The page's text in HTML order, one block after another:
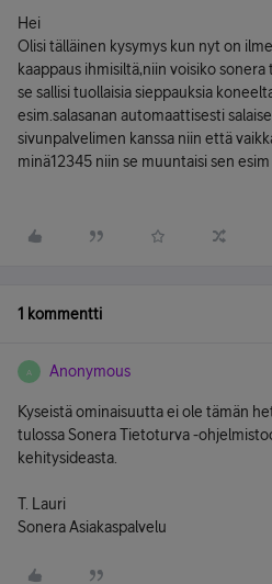
Hei
Olisi tälläinen kysymys kun nyt on
kaappaus ihmisiltä,niin voisiko
se sallisi tuollaisia sieppauksia
esim.salasanan automaattisesti
sivunpalvelimen kanssa niin että
minä12345 niin se muuntaisi sen
1 kommentti
A Anonymous
Kyseistä ominaisuutta ei ole tämän
tulossa Sonera Tietoturva -
kehitysideasta.
T. Lauri
Sonera Asiakaspalvelu